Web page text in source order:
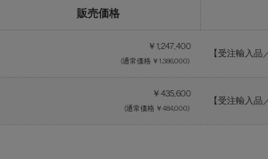
販売価格
￥1,247,400
(通常価格 ￥1,386,000)
【受注輸入品
￥435,600
(通常価格 ￥484,000)
【受注輸入品